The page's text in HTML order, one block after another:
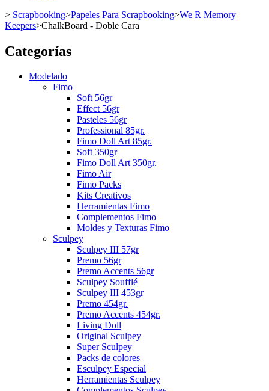
> Scrapbooking>Papeles Para Scrapbooking>We R Memory
Keepers>ChalkBoard - Doble Cara
Categorías
Modelado
Fimo
Soft 56gr
Effect 56gr
Pasteles 56gr
Professional 85gr.
Fimo Doll Art 85gr.
Soft 350gr
Fimo Doll Art 350gr.
Fimo Air
Fimo Packs
Kits Creativos
Herramientas Fimo
Complementos Fimo
Moldes y Texturas Fimo
Sculpey
Sculpey III 57gr
Premo 56gr
Premo Accents 56gr
Sculpey Soufflé
Sculpey III 453gr
Premo 454gr.
Premo Accents 454gr.
Living Doll
Original Sculpey
Super Sculpey
Packs de colores
Esculpey Especial
Herramientas Sculpey